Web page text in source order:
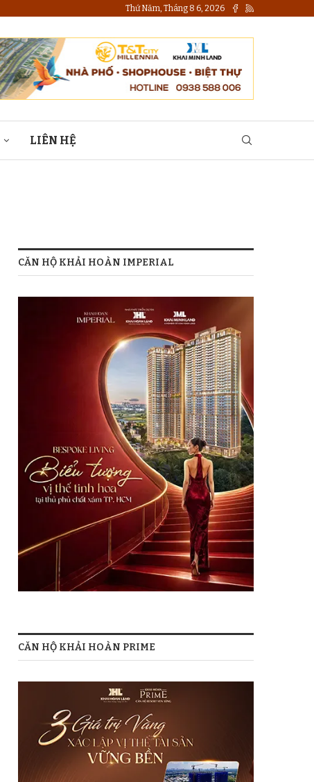
Thứ Năm, Tháng 8 6, 2026
LIÊN HỆ
CĂN HỘ KHẢI HOÀN IMPERIAL
CĂN HỘ KHẢI HOÀN PRIME